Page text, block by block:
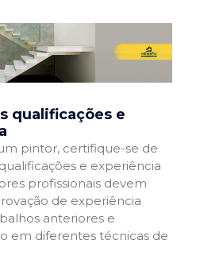
qualificações e
pintor, certifique-se de
e experiência
profissionais devem
de experiência
anteriores e
em diferentes técnicas de